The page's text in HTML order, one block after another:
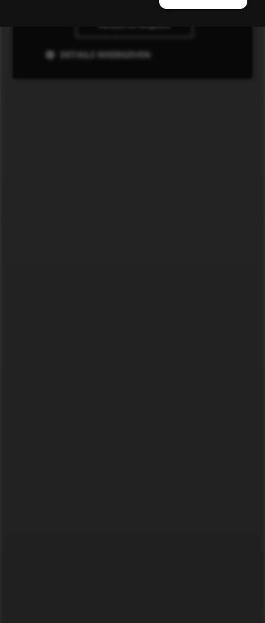
DETAILS WEERGEVEN